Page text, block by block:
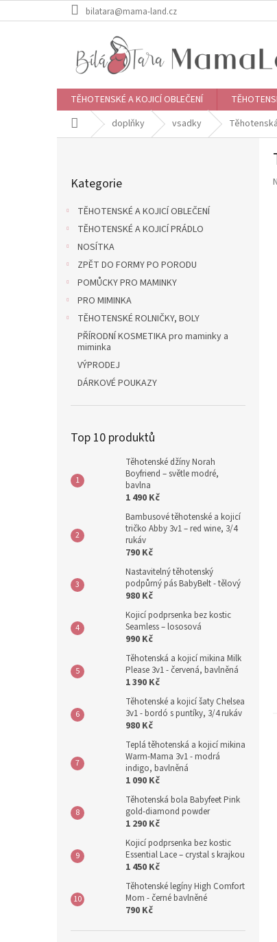
na
bilatara@mama-land.cz
TĚHOTENSKÉ A KOJICÍ OBLEČENÍ
Domů doplňky vsadky
kategorie
Kategorie
TĚHOTENSKÉ A KOJICÍ OBLEČENÍ
TĚHOTENSKÉ A KOJICÍ PRÁDLO
NOSÍTKA
ZPĚT DO FORMY PO PORODU
POMŮCKY PRO MAMINKY
PRO MIMINKA
TĚHOTENSKÉ ROLNIČKY, BOLY
PŘÍRODNÍ KOSMETIKA pro maminky a
miminka
VÝPRODEJ
DÁRKOVÉ POUKAZY
Top 10 produktů
Těhotenské džíny Norah
Boyfriend – světle modré,
bavlna
1 490 Kč
Bambusové těhotenské a kojicí
tričko Abby 3v1 – red wine, 3/4
rukáv
790 Kč
Nastavitelný těhotenský
podpůrný pás BabyBelt - tělový
980 Kč
Kojicí podprsenka bez kostic
Seamless – lososová
990 Kč
Těhotenská a kojicí mikina Milk
Please 3v1 - červená, bavlněná
1 390 Kč
Těhotenské a kojicí šaty Chelsea
3v1 - bordó s puntíky, 3/4 rukáv
980 Kč
Teplá těhotenská a kojicí mikina
Warm-Mama 3v1 - modrá
indigo, bavlněná
1 090 Kč
Těhotenská bola Babyfeet Pink
gold-diamond powder
1 290 Kč
Kojicí podprsenka bez kostic
Essential Lace – crystal s krajkou
1 450 Kč
Těhotenské legíny High Comfort
Mom - černé bavlněné
790 Kč